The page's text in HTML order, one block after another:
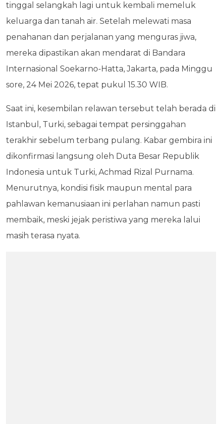
tinggal selangkah lagi untuk kembali memeluk
keluarga dan tanah air. Setelah melewati masa
penahanan dan perjalanan yang menguras jiwa,
mereka dipastikan akan mendarat di Bandara
Internasional Soekarno-Hatta, Jakarta, pada Minggu
sore, 24 Mei 2026, tepat pukul 15.30 WIB.
Saat ini, kesembilan relawan tersebut telah berada di
Istanbul, Turki, sebagai tempat persinggahan
terakhir sebelum terbang pulang. Kabar gembira ini
dikonfirmasi langsung oleh Duta Besar Republik
Indonesia untuk Turki, Achmad Rizal Purnama.
Menurutnya, kondisi fisik maupun mental para
pahlawan kemanusiaan ini perlahan namun pasti
membaik, meski jejak peristiwa yang mereka lalui
masih terasa nyata.